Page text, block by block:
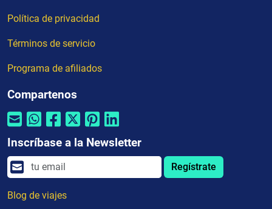
Política de privacidad
Términos de servicio
Programa de afiliados
Compartenos
Inscríbase a la Newsletter
Regístrate
Blog de viajes